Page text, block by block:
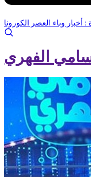
: أخبار وباء العصر الكورونا
الفهري